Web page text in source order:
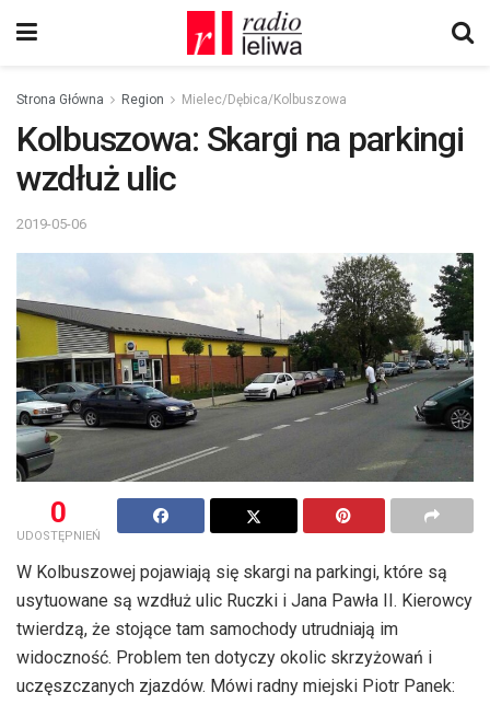
Strona Główna Region Mielec/Dębica/Kolbuszowa
Kolbuszowa: Skargi na parkingi
wzdłuż ulic
2019-05-06
0
UDOSTĘPNIEŃ
W Kolbuszowej pojawiają się skargi na parkingi, które są
usytuowane są wzdłuż ulic Ruczki i Jana Pawła II. Kierowcy
twierdzą, że stojące tam samochody utrudniają im
widoczność. Problem ten dotyczy okolic skrzyżowań i
uczęszczanych zjazdów. Mówi radny miejski Piotr Panek: